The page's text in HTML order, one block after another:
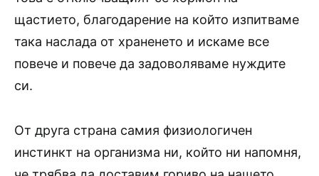
щастието, благодарение на който изпитваме
така наслада от храненето и искаме все
повече и повече да задоволяваме нуждите
си.
От друга страна самия физиологичен
инстинкт на организма ни, който ни напомня,